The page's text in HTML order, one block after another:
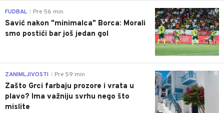
0
FUDBAL Pre 56 min
Savić nakon "minimalca" Borca: Morali
smo postići bar još jedan gol
0
ZANIMLJIVOSTI Pre 59 min
Zašto Grci farbaju prozore i vrata u
plavo? Ima važniju svrhu nego što
mislite